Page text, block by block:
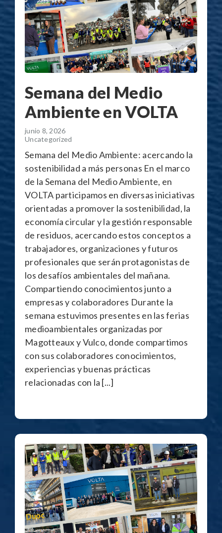
Semana del Medio
Ambiente en VOLTA
junio 8, 2026
Uncategorized
Semana del Medio Ambiente: acercando la
sostenibilidad a más personas En el marco
de la Semana del Medio Ambiente, en
VOLTA participamos en diversas iniciativas
orientadas a promover la sostenibilidad, la
economía circular y la gestión responsable
de residuos, acercando estos conceptos a
trabajadores, organizaciones y futuros
profesionales que serán protagonistas de
los desafíos ambientales del mañana.
Compartiendo conocimientos junto a
empresas y colaboradores Durante la
semana estuvimos presentes en las ferias
medioambientales organizadas por
Magotteaux y Vulco, donde compartimos
con sus colaboradores conocimientos,
experiencias y buenas prácticas
relacionadas con la [...]